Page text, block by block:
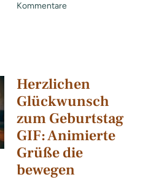
Kommentare
Herzlichen
Glückwunsch
zum Geburtstag
GIF: Animierte
Grüße die
bewegen